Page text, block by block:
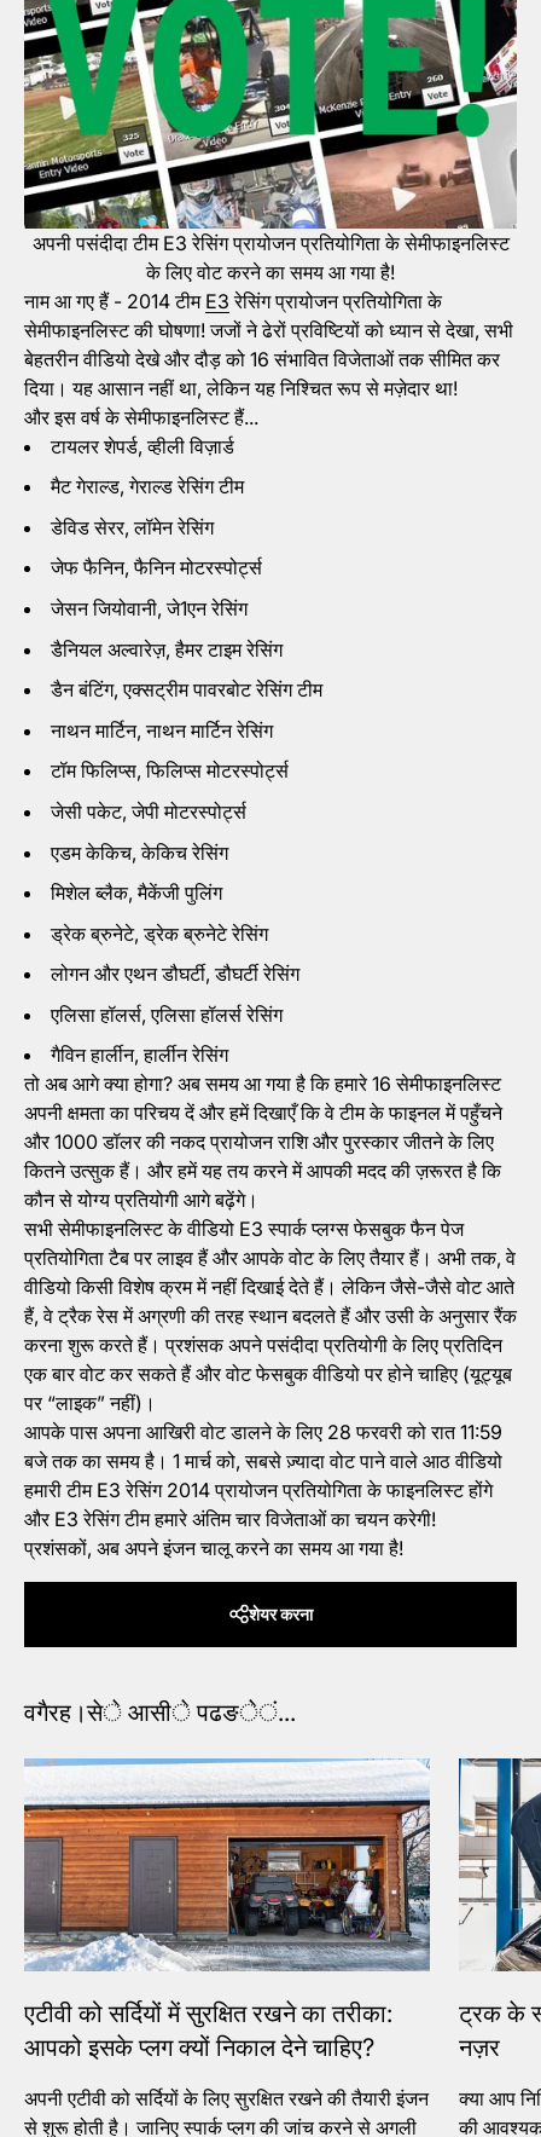
अपनी पसंदीदा टीम E3 रेसिंग प्रायोजन प्रतियोगिता के सेमीफाइनलिस्ट
के लिए वोट करने का समय आ गया है!
नाम आ गए हैं - 2014 टीम E3 रेसिंग प्रायोजन प्रतियोगिता के
सेमीफाइनलिस्ट की घोषणा! जजों ने ढेरों प्रविष्टियों को ध्यान से देखा, सभी
बेहतरीन वीडियो देखे और दौड़ को 16 संभावित विजेताओं तक सीमित कर
दिया। यह आसान नहीं था, लेकिन यह निश्चित रूप से मज़ेदार था!
और इस वर्ष के सेमीफाइनलिस्ट हैं...
टायलर शेपर्ड, व्हीली विज़ार्ड
मैट गेराल्ड, गेराल्ड रेसिंग टीम
डेविड सेरर, लॉमेन रेसिंग
जेफ फैनिन, फैनिन मोटरस्पोर्ट्स
जेसन जियोवानी, जे1एन रेसिंग
डैनियल अल्वारेज़, हैमर टाइम रेसिंग
डैन बंटिंग, एक्सट्रीम पावरबोट रेसिंग टीम
नाथन मार्टिन, नाथन मार्टिन रेसिंग
टॉम फिलिप्स, फिलिप्स मोटरस्पोर्ट्स
जेसी पकेट, जेपी मोटरस्पोर्ट्स
एडम केकिच, केकिच रेसिंग
मिशेल ब्लैक, मैकेंजी पुलिंग
ड्रेक ब्रुनेटे, ड्रेक ब्रुनेटे रेसिंग
लोगन और एथन डौघर्टी, डौघर्टी रेसिंग
एलिसा हॉलर्स, एलिसा हॉलर्स रेसिंग
गैविन हार्लीन, हार्लीन रेसिंग
तो अब आगे क्या होगा? अब समय आ गया है कि हमारे 16 सेमीफाइनलिस्ट
अपनी क्षमता का परिचय दें और हमें दिखाएँ कि वे टीम के फाइनल में पहुँचने
और 1000 डॉलर की नकद प्रायोजन राशि और पुरस्कार जीतने के लिए
कितने उत्सुक हैं। और हमें यह तय करने में आपकी मदद की ज़रूरत है कि
कौन से योग्य प्रतियोगी आगे बढ़ेंगे।
सभी सेमीफाइनलिस्ट के वीडियो E3 स्पार्क प्लग्स फेसबुक फैन पेज
प्रतियोगिता टैब पर लाइव हैं और आपके वोट के लिए तैयार हैं। अभी तक, वे
वीडियो किसी विशेष क्रम में नहीं दिखाई देते हैं। लेकिन जैसे-जैसे वोट आते
हैं, वे ट्रैक रेस में अग्रणी की तरह स्थान बदलते हैं और उसी के अनुसार रैंक
करना शुरू करते हैं। प्रशंसक अपने पसंदीदा प्रतियोगी के लिए प्रतिदिन
एक बार वोट कर सकते हैं और वोट फेसबुक वीडियो पर होने चाहिए (यूट्यूब
पर “लाइक” नहीं)।
आपके पास अपना आखिरी वोट डालने के लिए 28 फरवरी को रात 11:59
बजे तक का समय है। 1 मार्च को, सबसे ज़्यादा वोट पाने वाले आठ वीडियो
हमारी टीम E3 रेसिंग 2014 प्रायोजन प्रतियोगिता के फाइनलिस्ट होंगे
और E3 रेसिंग टीम हमारे अंतिम चार विजेताओं का चयन करेगी!
प्रशंसकों, अब अपने इंजन चालू करने का समय आ गया है!
शेयर करना
एटीवी को सर्दियों में सुरक्षित रखने का तरीका:
आपको इसके प्लग क्यों निकाल देने चाहिए?
अपनी एटीवी को सर्दियों के लिए सुरक्षित रखने की तैयारी इंजन
से शुरू होती है। जानिए स्पार्क प्लग की जांच करने से अगली
ट्रक के
नज़र
क्या आप
की